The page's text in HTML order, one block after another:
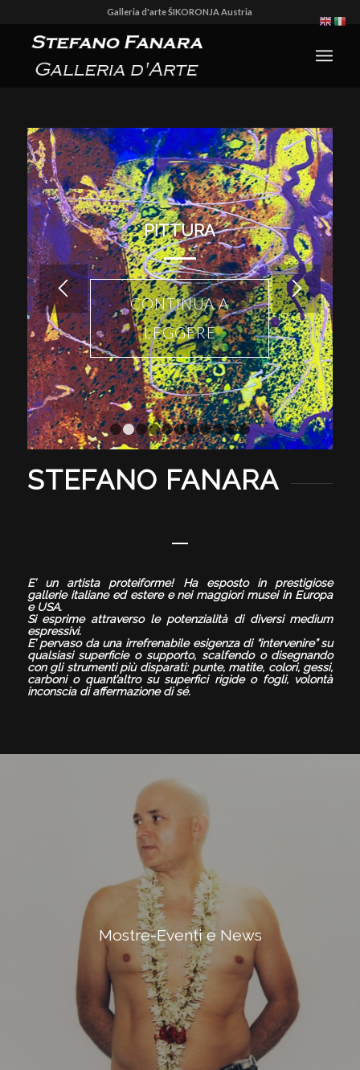
Galleria d'arte ŠIKORONJA Austria
PITTURA
CONTINUA A
LEGGERE
1 2 3 4 5 6 7 8 9 1011
STEFANO FANARA
E’ un artista proteiforme! Ha esposto in prestigiose
gallerie italiane ed estere e nei maggiori musei in Europa
e USA.
Si esprime attraverso le potenzialità di diversi medium
espressivi.
E’ pervaso da una irrefrenabile esigenza di “intervenire” su
qualsiasi superficie o supporto, scalfendo o disegnando
con gli strumenti più disparati: punte, matite, colori, gessi,
carboni o quant’altro su superfici rigide o fogli, volontà
inconscia di affermazione di sé.
Mostre-Eventi e News